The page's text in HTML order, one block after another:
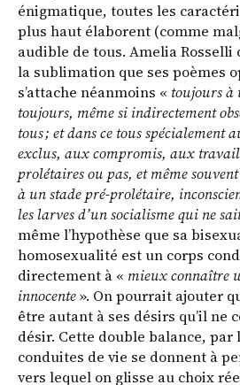
énigmatique, toutes les
plus haut élaborent (comme
audible de tous. Amelia
la sublimation que ses poèmes
s’attache néanmoins « toujours à
toujours, même si indirectement
tous ; et dans ce tous spécialement
exclus, aux compromis, aux
prolétaires ou pas, et même
à un stade pré-prolétaire,
les larves d’un socialisme qui ne
même l’hypothèse que sa
homosexualité est un corps
directement à « mieux connaître
innocente». On pourrait ajouter
être autant à ses désirs qu’il ne
désir. Cette double balance, par
conduites de vie se donnent à
vers lequel on glisse au choix